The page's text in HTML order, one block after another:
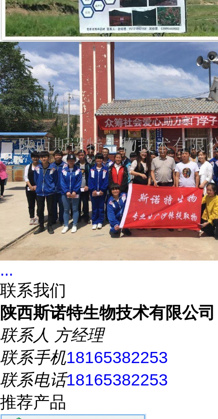
...
联系我们
陕西斯诺特生物技术有限公司
联系人 方经理
联系手机18165382253
联系电话18165382253
推荐产品